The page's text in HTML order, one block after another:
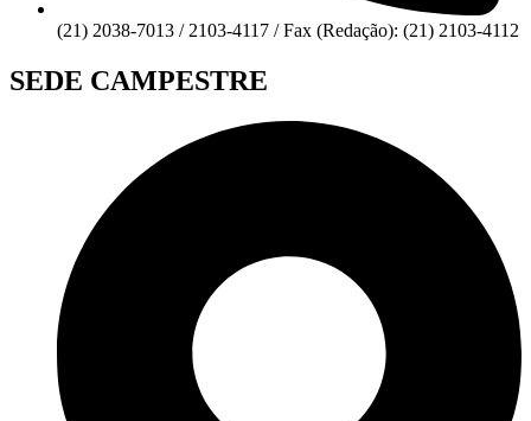
(21) 2038-7013 / 2103-4117 / Fax (Redação): (21) 2103-4112
SEDE CAMPESTRE